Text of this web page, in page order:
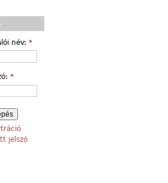
név: *
*
jelszó